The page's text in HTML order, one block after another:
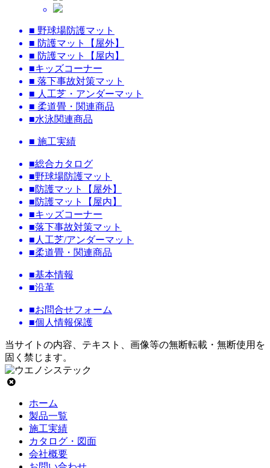
■ 野球場防護マット
■ 防護マット【屋外】
■ 防護マット【屋内】
■キッズコーナー
■ 落下事故対策マット
■ 人工芝・アンダーマット
■ 柔道畳・関連商品
■水泳関連商品
■ 施工実績
■総合カタログ
■野球場防護マット
■防護マット【屋外】
■防護マット【屋内】
■キッズコーナー
■落下事故対策マット
■人工芝/アンダーマット
■柔道畳・関連商品
■基本情報
■沿革
■お問合せフォーム
■個人情報保護
当サイトの内容、テキスト、画像等の無断転載・無断使用を
固く禁じます。
ホーム
製品一覧
施工実績
カタログ・図面
会社概要